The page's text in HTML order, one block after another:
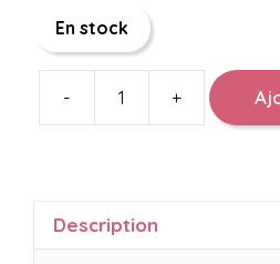
En stock
-
quantité
+
Description